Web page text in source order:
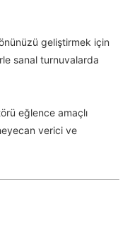
geliştirmek için
sanal turnuvalarda
eğlence amaçlı
verici ve